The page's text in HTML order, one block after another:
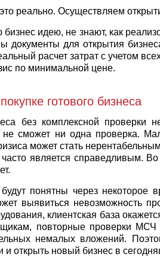
реально. Осуществляем
идею, не знают, как
документы для открытия
расчет затрат с учетом
по минимальной цене.
готового бизнеса
без комплексной
не сможет ни одна проверка.
может стать
является справедливым.
понятны через некоторое
выявиться невозможность
клиентская база
повторные проверки
немалых вложений.
и открыть новый бизнес в